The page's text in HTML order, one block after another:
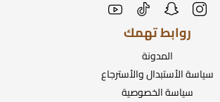
روابط تهمك
المدونة
سياسة الأستبدال والأسترجاع
سياسة الخصوصية